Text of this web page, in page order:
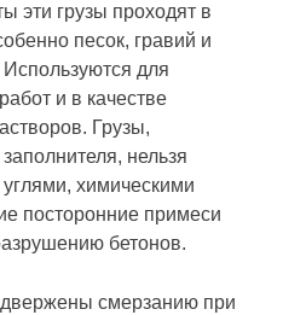
эти грузы проходят в
песок, гравий и
для
и в качестве
Грузы,
нельзя
химическими
посторонние примеси
бетонов.
смерзанию при